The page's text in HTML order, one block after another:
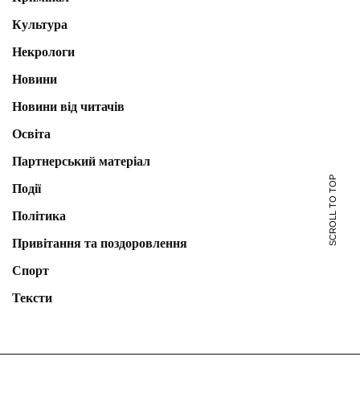
Культура
Некрологи
Новини
Новини від читачів
Освіта
Партнерський матеріал
Події
Політика
Привітання та поздоровлення
Спорт
Тексти
SCROLL TO TOP